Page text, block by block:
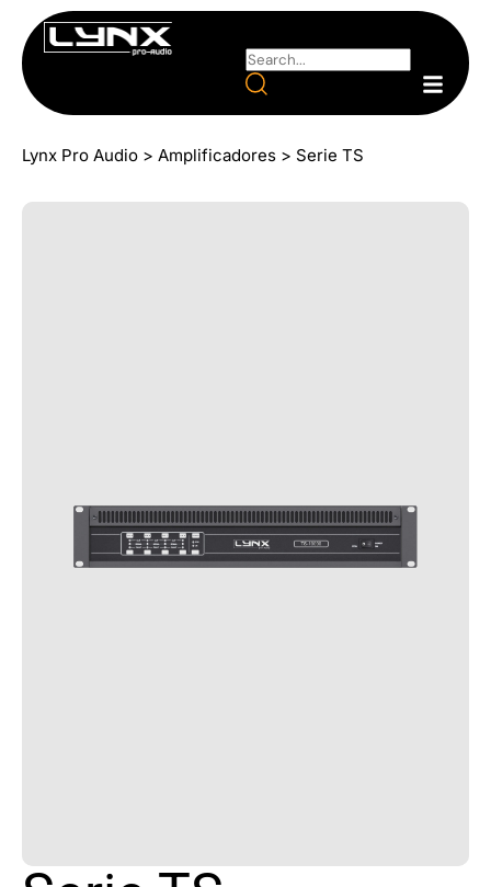
Lynx Pro Audio > Amplificadores > Serie TS